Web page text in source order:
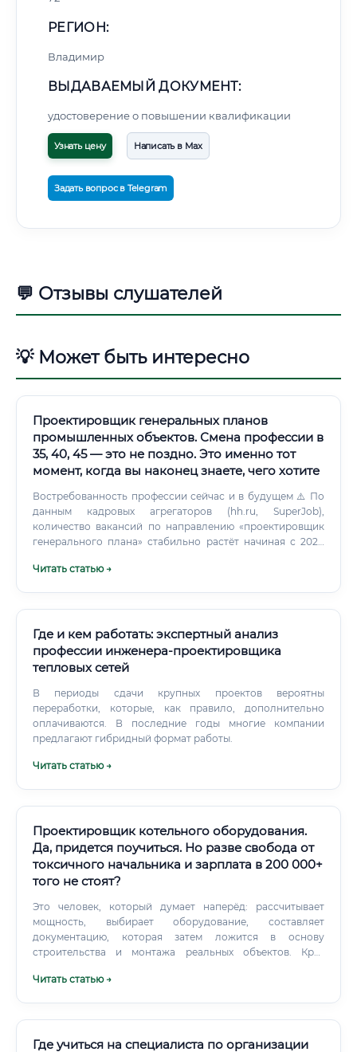
РЕГИОН:
Владимир
ВЫДАВАЕМЫЙ ДОКУМЕНТ:
удостоверение о повышении квалификации
Узнать цену Написать в Max
Задать вопрос в Telegram
💬 Отзывы слушателей
💡 Может быть интересно
Проектировщик генеральных планов
промышленных объектов. Смена профессии в
35, 40, 45 — это не поздно. Это именно тот
момент, когда вы наконец знаете, чего хотите
Востребованность профессии сейчас и в будущем ⚠️ По
данным кадровых агрегаторов (hh.ru, SuperJob),
количество вакансий по направлению «проектировщик
генерального плана» стабильно растёт начиная с 2020
промышленных объектов в рамках импортозамещения ✅
комплексов, энергообъектов ✅ Реконструкция советских
промышленных предприятий 📈 Тренд устойчивый.
Читать статью →
Где и кем работать: экспертный анализ
профессии инженера-проектировщика
тепловых сетей
В периоды сдачи крупных проектов вероятны
переработки, которые, как правило, дополнительно
оплачиваются. В последние годы многие компании
предлагают гибридный формат работы.
Читать статью →
Проектировщик котельного оборудования.
Да, придется поучиться. Но разве свобода от
токсичного начальника и зарплата в 200 000+
того не стоят?
Это человек, который думает наперёд: рассчитывает
мощность, выбирает оборудование, составляет
документацию, которая затем ложится в основу
строительства и монтажа реальных объектов. Круг
Список задач проектировщика котельного
Читать статью →
Где учиться на специалиста по организации